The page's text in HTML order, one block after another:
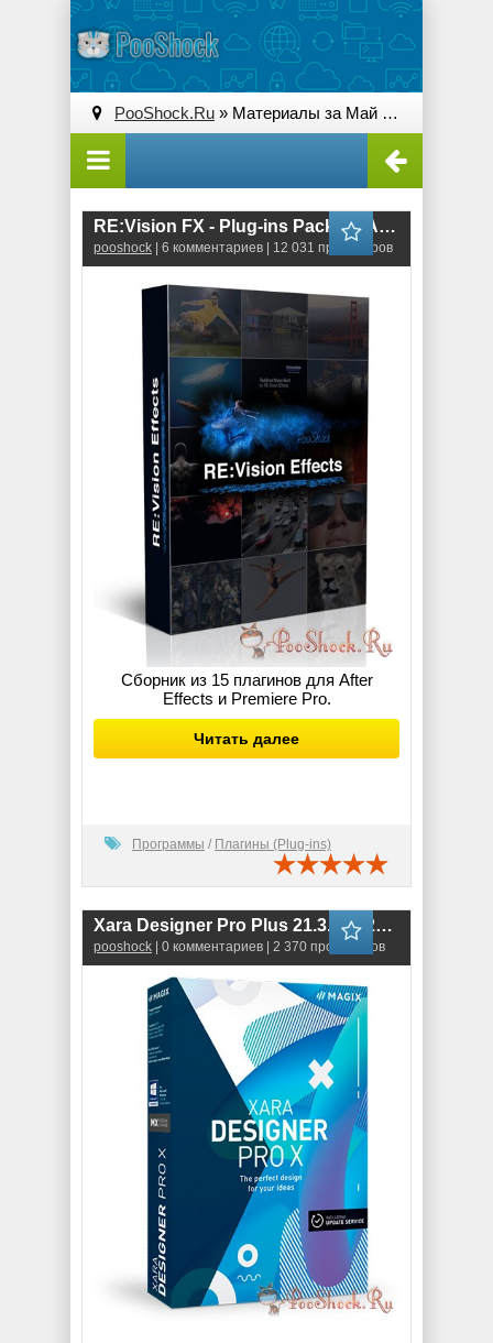
PooShock.Ru » Материалы за Май 2021 года
RE:Vision FX - Plug-ins Pack for Adobe
pooshock | 6 комментариев | 12 031 просмотров
Сборник из 15 плагинов для After
Effects и Premiere Pro.
Читать далее
Программы / Плагины (Plug-ins)
Xara Designer Pro Plus 21.3.0.62275 RePack
pooshock | 0 комментариев | 2 370 просмотров